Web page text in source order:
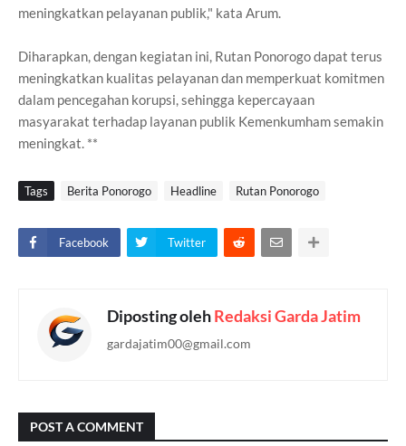
meningkatkan pelayanan publik," kata Arum.
Diharapkan, dengan kegiatan ini, Rutan Ponorogo dapat terus
meningkatkan kualitas pelayanan dan memperkuat komitmen
dalam pencegahan korupsi, sehingga kepercayaan
masyarakat terhadap layanan publik Kemenkumham semakin
meningkat. **
Tags Berita Ponorogo Headline Rutan Ponorogo
Facebook Twitter
Diposting olehRedaksi Garda Jatim
gardajatim00@gmail.com
POST A COMMENT